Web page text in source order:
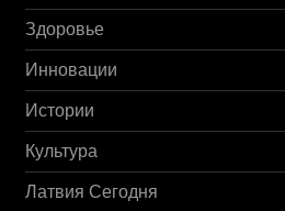
Здоровье
Инновации
Истории
Культура
Латвия Сегодня